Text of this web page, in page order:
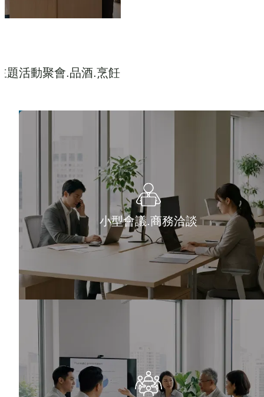
題活動聚會.品酒.烹飪
小型會議.商務洽談